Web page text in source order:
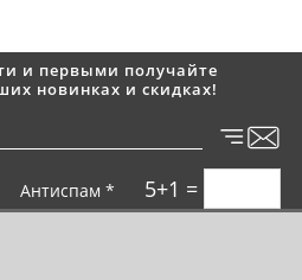
и первыми получайте
новинках и скидках!
Антиспам * 5+1 =